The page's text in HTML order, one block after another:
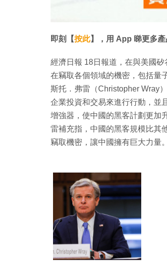
即刻【按此】，用 App 睇更多
經濟日報 18日報道，在與美國
在竊取各個領域的機密，包括量
斯托．弗雷（Christopher Wray
企業投資和交易來進行行動，並
增強器，使中國的黑客計劃更加
雷補充指，中國的黑客規模比其
竊取機密，讓中國擁有巨大力量。